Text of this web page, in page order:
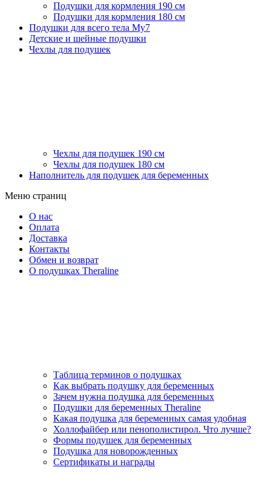
Подушки для кормления 190 см
Подушки для кормления 180 см
Подушки для всего тела My7
Детские и шейные подушки
Чехлы для подушек
Чехлы для подушек 190 см
Чехлы для подушек 180 см
Наполнитель для подушек для беременных
Меню страниц
О нас
Оплата
Доставка
Контакты
Обмен и возврат
О подушках Theraline
Таблица терминов о подушках
Как выбрать подушку для беременных
Зачем нужна подушка для беременных
Подушки для беременных Theraline
Какая подушка для беременных самая удобная
Холлофайбер или пенополистирол. Что лучше?
Формы подушек для беременных
Подушка для новорожденных
Сертификаты и награды